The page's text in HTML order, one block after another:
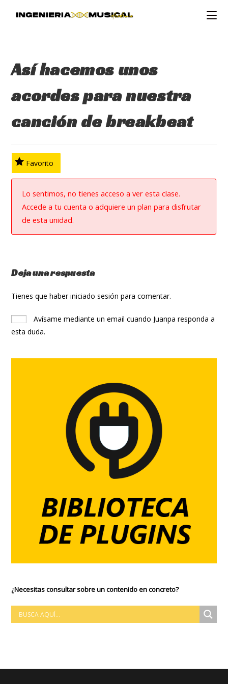
Así hacemos unos
acordes para nuestra
canción de breakbeat
Favorito
Lo sentimos, no tienes acceso a ver esta clase.
Accede a tu cuenta o adquiere un plan para disfrutar
de esta unidad.
Deja una respuesta
Tienes que haberiniciado sesión para comentar.
Avísame mediante un email cuando Juanpa responda a
esta duda.
¿Necesitas consultar sobre un contenido en concreto?